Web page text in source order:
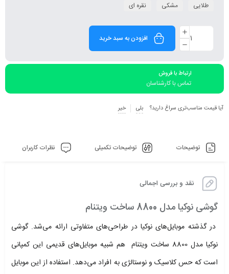
طلایی
مشکی نقره ای
افزودن به سبد خرید
ارتباط با فروش
تماس با کارشناسان
آیا قیمت مناسب‌تری سراغ دارید؟ بلی خیر
توضیحات توضیحات تکمیلی نظرات کاربران
نقد و بررسی اجمالی
گوشی نوکیا مدل 8800 ساخت ویتنام
در گذشته موبایل‌های نوکیا در طراحی‌های متفاوتی ارائه می‌شد. گوشی
نوکیا مدل 8800 ساخت ویتنام هم شبیه موبایل‌های قدیمی این کمپانی
است که حس کلاسیک و نوستالژی به افراد می‌دهد. استفاده از این موبایل